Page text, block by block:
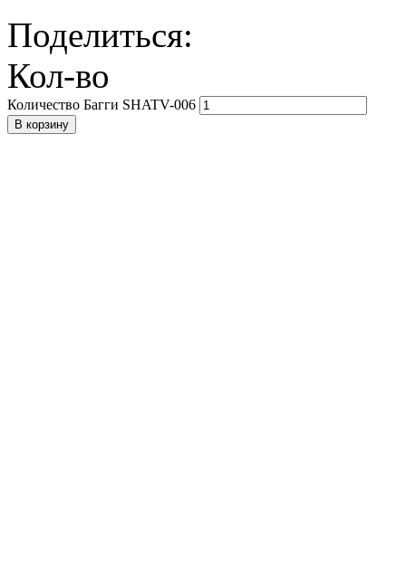
Поделиться:
Кол-во
Количество Багги SHATV-006
В корзину